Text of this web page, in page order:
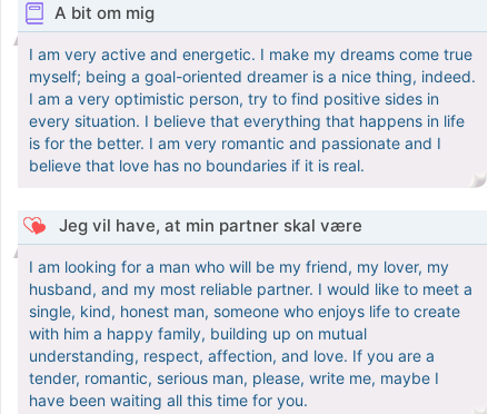
A bit om mig
I am very active and energetic. I make my dreams come true
myself; being a goal-oriented dreamer is a nice thing, indeed.
I am a very optimistic person, try to find positive sides in
every situation. I believe that everything that happens in life
is for the better. I am very romantic and passionate and I
believe that love has no boundaries if it is real.
Jeg vil have, at min partner skal være
I am looking for a man who will be my friend, my lover, my
husband, and my most reliable partner. I would like to meet a
single, kind, honest man, someone who enjoys life to create
with him a happy family, building up on mutual
understanding, respect, affection, and love. If you are a
tender, romantic, serious man, please, write me, maybe I
have been waiting all this time for you.